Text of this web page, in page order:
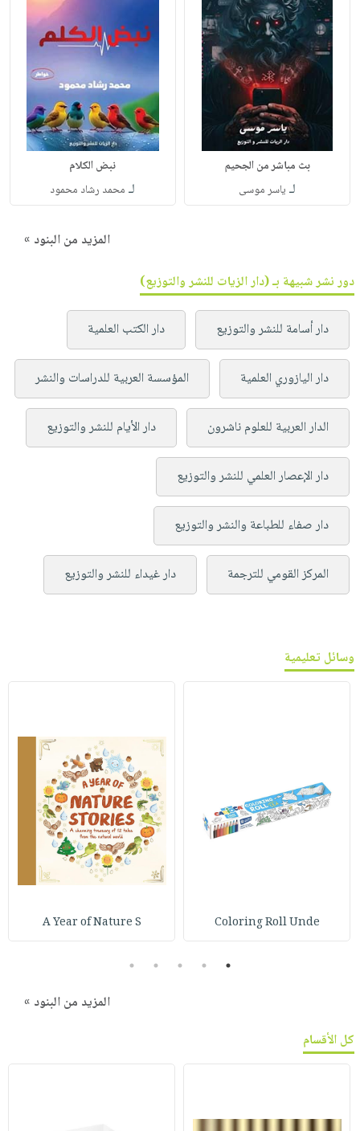
بث مباشر من الجحيم
لـ ياسر موسى
نبض الكلام
لـ محمد رشاد محمود
المزيد من البنود »
دور نشر شبيهة بـ (دار الزيات للنشر والتوزيع)
دار أسامة للنشر والتوزيع دار الكتب العلمية
دار اليازوري العلمية المؤسسة العربية للدراسات والنشر
الدار العربية للعلوم ناشرون دار الأيام للنشر والتوزيع
دار الإعصار العلمي للنشر والتوزيع
دار صفاء للطباعة والنشر والتوزيع
المركز القومي للترجمة دار غيداء للنشر والتوزيع
وسائل تعليمية
Coloring Roll Unde
A Year of Nature S
1
2
3
4
5
المزيد من البنود »
كل الأقسام